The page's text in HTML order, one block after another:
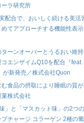
ラ研究所
配合で、おいしく続ける美活
てアプローチする機能性表
ーンオーバーとうるおい維
エンザイムQ10を配合『
が新発売／株式会社Quon
食品の摂取により睡眠の質
株式会社
」と「マスカット味」の2つ
チャージ コラーゲン 2種の